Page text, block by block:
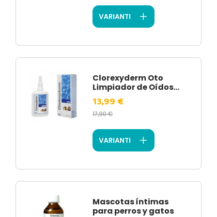
VARIANTI
Clorexyderm Oto
Limpiador de Oídos...
13,99 €
17,90 €
VARIANTI
Mascotas íntimas
para perros y gatos